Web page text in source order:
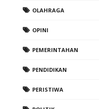
OLAHRAGA
OPINI
PEMERINTAHAN
PENDIDIKAN
PERISTIWA